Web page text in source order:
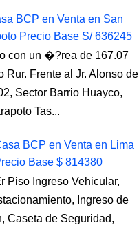
BCP en Venta en San
Precio Base S/ 636245
con un �?rea de 167.07
Rur. Frente al Jr. Alonso de
Sector Barrio Huayco,
Tas...
BCP en Venta en Lima
Base $ 814380
Piso Ingreso Vehicular,
Ingreso de
Caseta de Seguridad,